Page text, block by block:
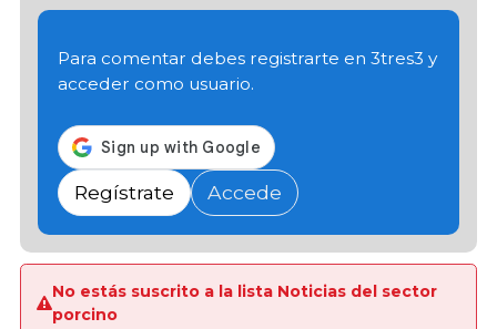
Para comentar debes registrarte en 3tres3 y
acceder como usuario.
Regístrate Accede
No estás suscrito a la lista Noticias del sector
porcino